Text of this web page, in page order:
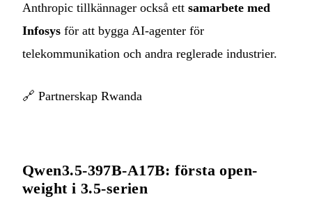
Anthropic tillkännager också ett samarbete med
Infosys för att bygga AI-agenter för
telekommunikation och andra reglerade industrier.
🔗 Partnerskap Rwanda
Qwen3.5-397B-A17B: första open-
weight i 3.5-serien